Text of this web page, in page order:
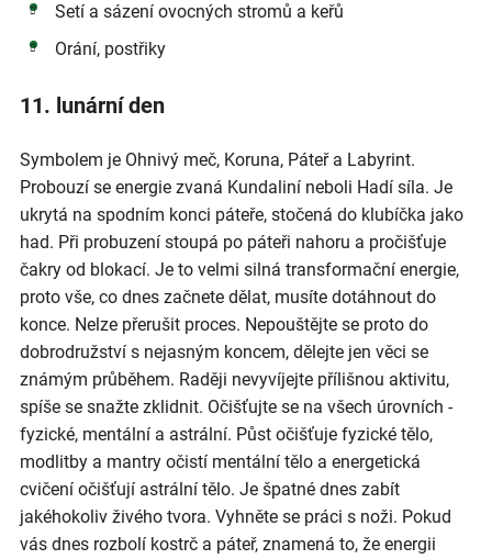
Setí a sázení ovocných stromů a keřů
Orání, postřiky
11. lunární den
Symbolem je Ohnivý meč, Koruna, Páteř a Labyrint.
Probouzí se energie zvaná Kundaliní neboli Hadí síla. Je
ukrytá na spodním konci páteře, stočená do klubíčka jako
had. Při probuzení stoupá po páteři nahoru a pročišťuje
čakry od blokací. Je to velmi silná transformační energie,
proto vše, co dnes začnete dělat, musíte dotáhnout do
konce. Nelze přerušit proces. Nepouštějte se proto do
dobrodružství s nejasným koncem, dělejte jen věci se
známým průběhem. Raději nevyvíjejte přílišnou aktivitu,
spíše se snažte zklidnit. Očišťujte se na všech úrovních -
fyzické, mentální a astrální. Půst očišťuje fyzické tělo,
modlitby a mantry očistí mentální tělo a energetická
cvičení očišťují astrální tělo. Je špatné dnes zabít
jakéhokoliv živého tvora. Vyhněte se práci s noži. Pokud
vás dnes rozbolí kostrč a páteř, znamená to, že energii